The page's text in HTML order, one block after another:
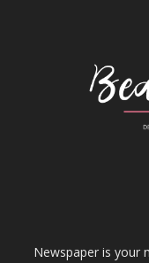
Newspaper is your